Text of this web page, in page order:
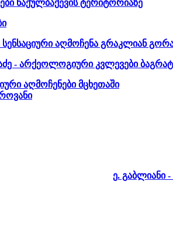
ნაქულბაქევის ტერიტორიაზე
აღმოჩენა გრაკლიან
- არქეოლოგიური კვლევები
აღმოჩენები მცხეთაში
ე. გაბლიანი